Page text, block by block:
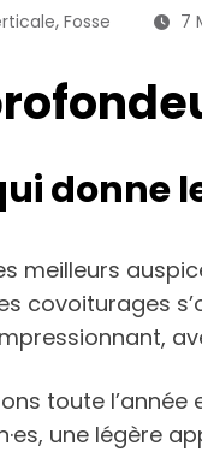
, Fosse 7
donne
meilleurs
les covoiturages
toute
une légère